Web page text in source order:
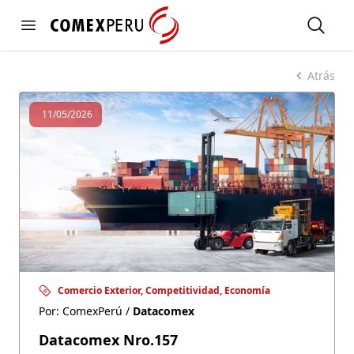
Open menu
https://www.comexperu.org.pe Open
DATACOMEX
Atrás
11/05/2026
Comercio Exterior, Competitividad, Economía
Por: ComexPerú / Datacomex
Datacomex Nro.157